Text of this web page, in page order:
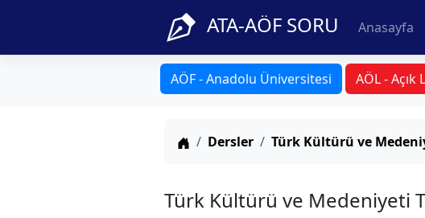
ATA-AÖF SORU Anasayfa
AÖF - Anadolu Üniversitesi AÖL - Açık
Anasayfa
Dersler Türk Kültürü ve
Türk Kültürü ve Medeniyeti